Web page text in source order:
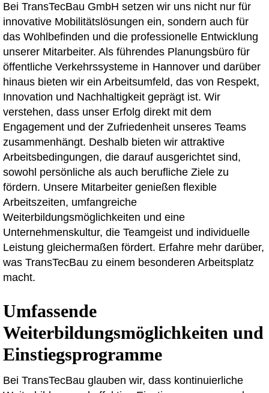
Bei TransTecBau GmbH setzen wir uns nicht nur für
innovative Mobilitätslösungen ein, sondern auch für
das Wohlbefinden und die professionelle Entwicklung
unserer Mitarbeiter. Als führendes Planungsbüro für
öffentliche Verkehrssysteme in Hannover und darüber
hinaus bieten wir ein Arbeitsumfeld, das von Respekt,
Innovation und Nachhaltigkeit geprägt ist. Wir
verstehen, dass unser Erfolg direkt mit dem
Engagement und der Zufriedenheit unseres Teams
zusammenhängt. Deshalb bieten wir attraktive
Arbeitsbedingungen, die darauf ausgerichtet sind,
sowohl persönliche als auch berufliche Ziele zu
fördern. Unsere Mitarbeiter genießen flexible
Arbeitszeiten, umfangreiche
Weiterbildungsmöglichkeiten und eine
Unternehmenskultur, die Teamgeist und individuelle
Leistung gleichermaßen fördert. Erfahre mehr darüber,
was TransTecBau zu einem besonderen Arbeitsplatz
macht.
Umfassende
Weiterbildungsmöglichkeiten und
Einstiegsprogramme
Bei TransTecBau glauben wir, dass kontinuierliche